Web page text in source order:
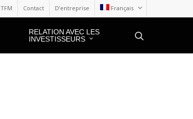
TFM Contact D’entreprise Français
RELATION AVEC LES
INVESTISSEURS